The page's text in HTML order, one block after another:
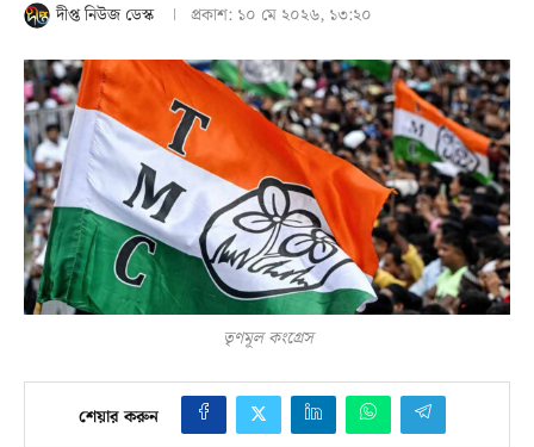
দীপ্ত নিউজ ডেস্ক প্রকাশ: ১০ মে ২০২৬, ১৩:২০
তৃণমূল কংগ্রেস
শেয়ার করুন